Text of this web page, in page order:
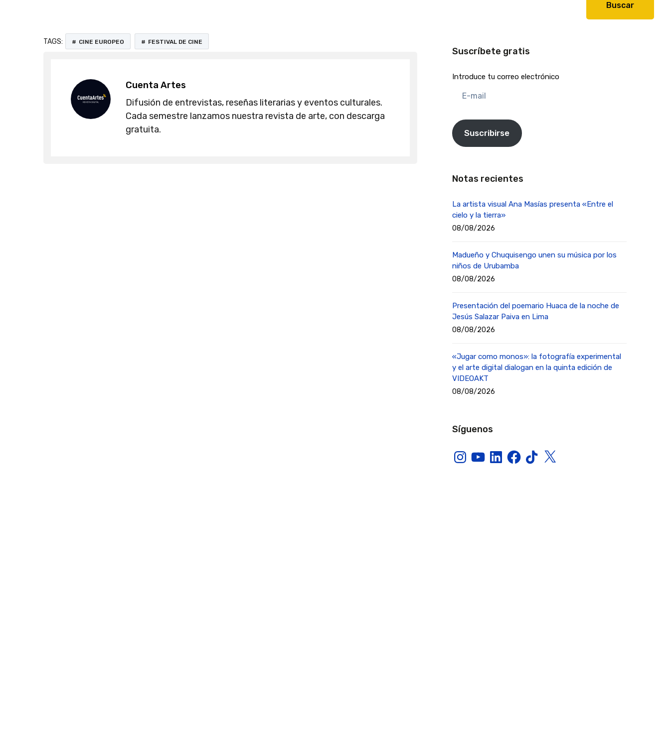
TAGS: CINE EUROPEO FESTIVAL DE CINE
Cuenta Artes
Difusión de entrevistas, reseñas literarias y eventos culturales.
Cada semestre lanzamos nuestra revista de arte, con descarga
gratuita.
Buscar
Suscríbete gratis
Introduce tu correo electrónico
mail
Suscribirse
Notas recientes
La artista visual Ana Masías presenta «Entre el
cielo y la tierra»
08/08/2026
Madueño y Chuquisengo unen su música por los
niños de Urubamba
08/08/2026
Presentación del poemario Huaca de la noche de
Jesús Salazar Paiva en Lima
08/08/2026
«Jugar como monos»: la fotografía experimental
y el arte digital dialogan en la quinta edición de
VIDEOAKT
08/08/2026
Síguenos
InstagramYouTubeLinkedInFacebook
TikTokX